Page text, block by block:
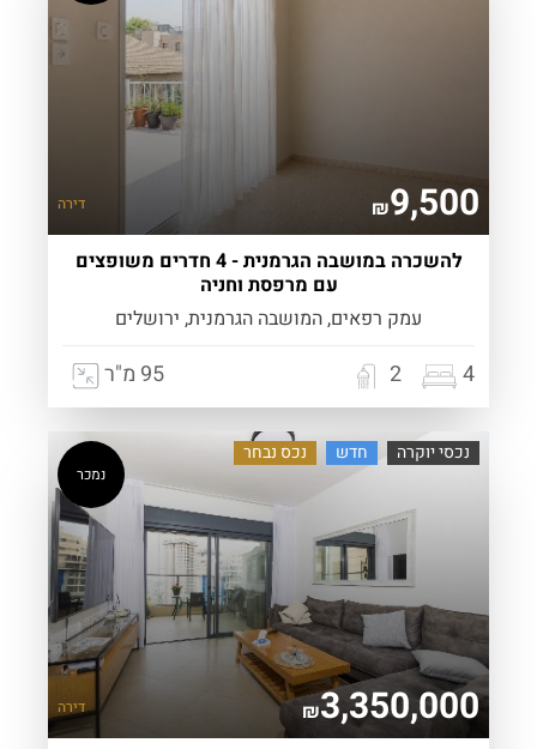
₪9,500 דירה
להשכרה במושבה הגרמנית - 4 חדרים משופצים
עם מרפסת וחניה
עמק רפאים, המושבה הגרמנית, ירושלים
4
2 95 מ"ר
נכסי יוקרה חדש נכס נבחר
נמכר
₪3,350,000 דירה